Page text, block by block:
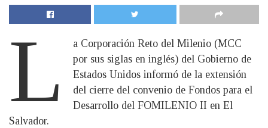
L
a Corporación Reto del Milenio (MCC
por sus siglas en inglés) del Gobierno de
Estados Unidos informó de la extensión
del cierre del convenio de Fondos para el
Desarrollo del FOMILENIO II en El
Salvador.